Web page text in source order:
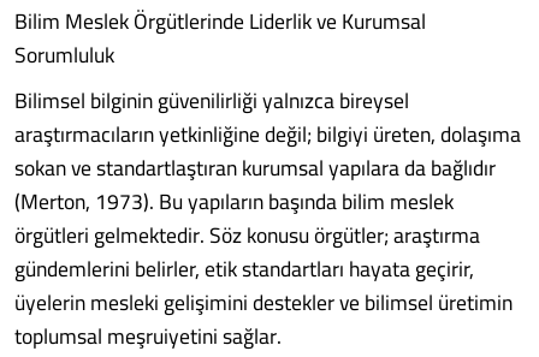
Bilim Meslek Örgütlerinde Liderlik ve Kurumsal
Sorumluluk
Bilimsel bilginin güvenilirliği yalnızca bireysel
araştırmacıların yetkinliğine değil; bilgiyi üreten, dolaşıma
sokan ve standartlaştıran kurumsal yapılara da bağlıdır
(Merton, 1973). Bu yapıların başında bilim meslek
örgütleri gelmektedir. Söz konusu örgütler; araştırma
gündemlerini belirler, etik standartları hayata geçirir,
üyelerin mesleki gelişimini destekler ve bilimsel üretimin
toplumsal meşruiyetini sağlar.